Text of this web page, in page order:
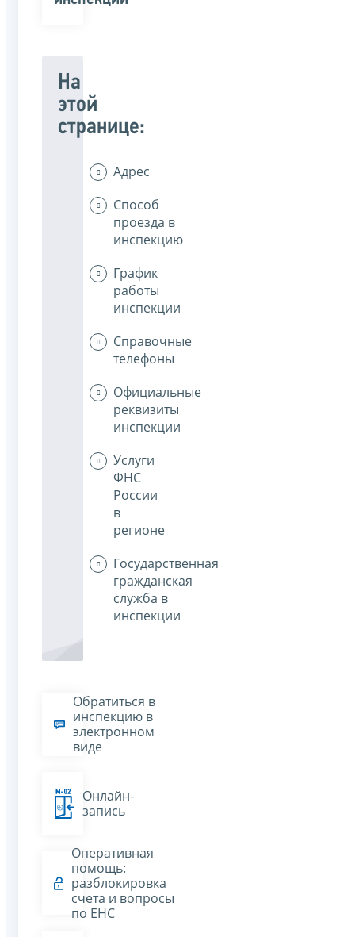
На
этой
странице:
Адрес
Способ
проезда в
инспекцию
График
работы
инспекции
Справочные
телефоны
Официальные
реквизиты
инспекции
Услуги
ФНС
России
в
регионе
Государственная
гражданская
служба в
инспекции
Обратиться в
инспекцию в
электронном
виде
Онлайн-
запись
Оперативная
помощь:
разблокировка
счета и вопросы
по ЕНС